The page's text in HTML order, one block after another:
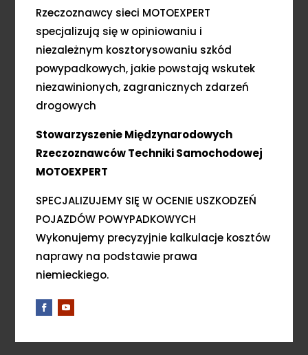
Rzeczoznawcy sieci MOTOEXPERT
specjalizują się w opiniowaniu i
niezależnym kosztorysowaniu szkód
powypadkowych, jakie powstają wskutek
niezawinionych, zagranicznych zdarzeń
drogowych
Stowarzyszenie Międzynarodowych
Rzeczoznawców Techniki Samochodowej
MOTOEXPERT
SPECJALIZUJEMY SIĘ W OCENIE USZKODZEŃ
POJAZDÓW POWYPADKOWYCH
Wykonujemy precyzyjnie kalkulacje kosztów
naprawy na podstawie prawa
niemieckiego.